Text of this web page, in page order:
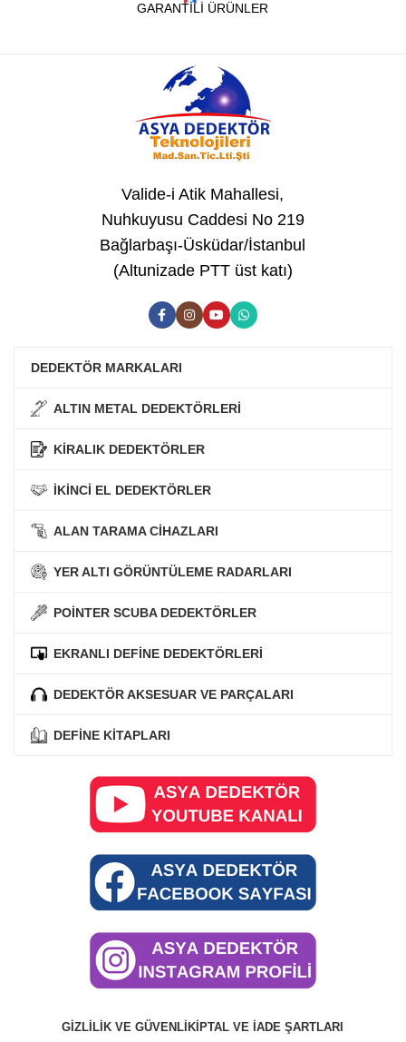
GARANTİLİ ÜRÜNLER
Valide-i Atik Mahallesi,
Nuhkuyusu Caddesi No 219
Bağlarbaşı-Üsküdar/İstanbul
(Altunizade PTT üst katı)
DEDEKTÖR MARKALARI
ALTIN METAL DEDEKTÖRLERİ
KİRALIK DEDEKTÖRLER
İKİNCİ EL DEDEKTÖRLER
ALAN TARAMA CİHAZLARI
YER ALTI GÖRÜNTÜLEME RADARLARI
POİNTER SCUBA DEDEKTÖRLER
EKRANLI DEFİNE DEDEKTÖRLERİ
DEDEKTÖR AKSESUAR VE PARÇALARI
DEFİNE KİTAPLARI
GIZLILIK VE GÜVENLIKİPTAL VE İADE ŞARTLARI